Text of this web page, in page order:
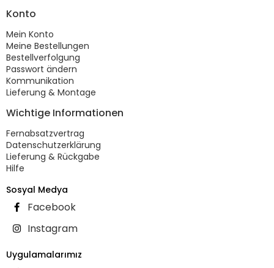
Konto
Mein Konto
Meine Bestellungen
Bestellverfolgung
Passwort ändern
Kommunikation
Lieferung & Montage
Wichtige Informationen
Fernabsatzvertrag
Datenschutzerklärung
Lieferung & Rückgabe
Hilfe
Sosyal Medya
Facebook
Instagram
Uygulamalarımız